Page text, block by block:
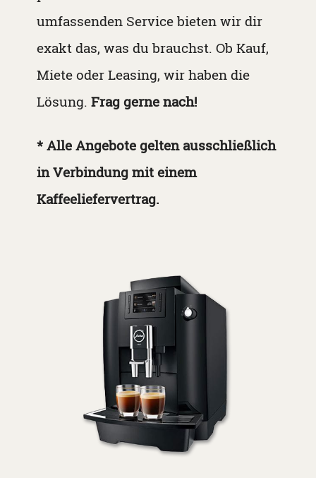
umfassenden Service bieten wir dir
exakt das, was du brauchst. Ob Kauf,
Miete oder Leasing, wir haben die
Lösung. Frag gerne nach!
* Alle Angebote gelten ausschließlich
in Verbindung mit einem
Kaffeeliefervertrag.